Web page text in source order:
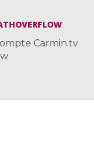
Carmin.tv